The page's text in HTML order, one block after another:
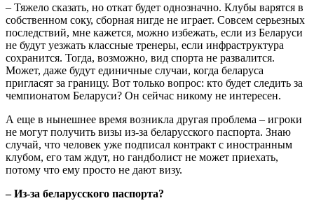
– Тяжело сказать, но откат будет однозначно. Клубы варятся в
собственном соку, сборная нигде не играет. Совсем серьезных
последствий, мне кажется, можно избежать, если из Беларуси
не будут уезжать классные тренеры, если инфраструктура
сохранится. Тогда, возможно, вид спорта не развалится.
Может, даже будут единичные случаи, когда беларуса
пригласят за границу. Вот только вопрос: кто будет следить за
чемпионатом Беларуси? Он сейчас никому не интересен.
А еще в нынешнее время возникла другая проблема – игроки
не могут получить визы из-за беларусского паспорта. Знаю
случай, что человек уже подписал контракт с иностранным
клубом, его там ждут, но гандболист не может приехать,
потому что ему просто не дают визу.
– Из-за беларусского паспорта?